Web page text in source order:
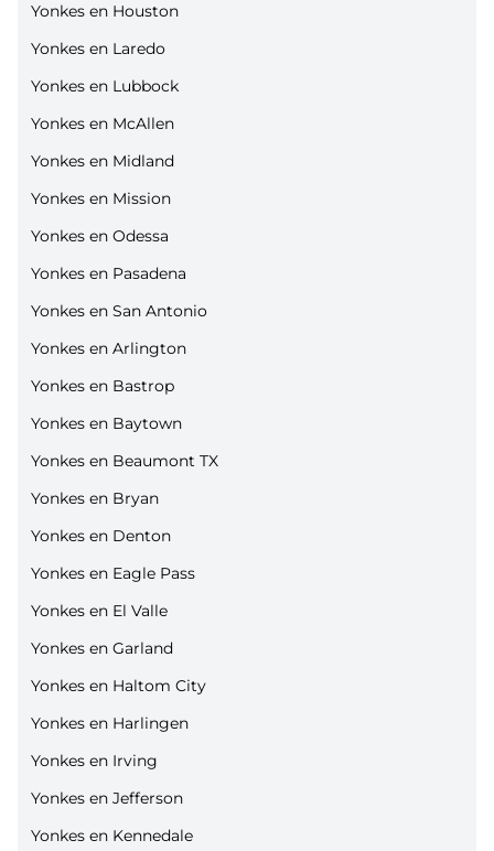
Yonkes en Houston
Yonkes en Laredo
Yonkes en Lubbock
Yonkes en McAllen
Yonkes en Midland
Yonkes en Mission
Yonkes en Odessa
Yonkes en Pasadena
Yonkes en San Antonio
Yonkes en Arlington
Yonkes en Bastrop
Yonkes en Baytown
Yonkes en Beaumont TX
Yonkes en Bryan
Yonkes en Denton
Yonkes en Eagle Pass
Yonkes en El Valle
Yonkes en Garland
Yonkes en Haltom City
Yonkes en Harlingen
Yonkes en Irving
Yonkes en Jefferson
Yonkes en Kennedale